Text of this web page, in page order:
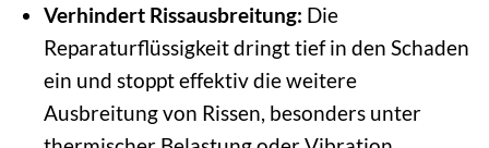
Verhindert Rissausbreitung: Die
Reparaturflüssigkeit dringt tief in den Schaden
ein und stoppt effektiv die weitere
Ausbreitung von Rissen, besonders unter